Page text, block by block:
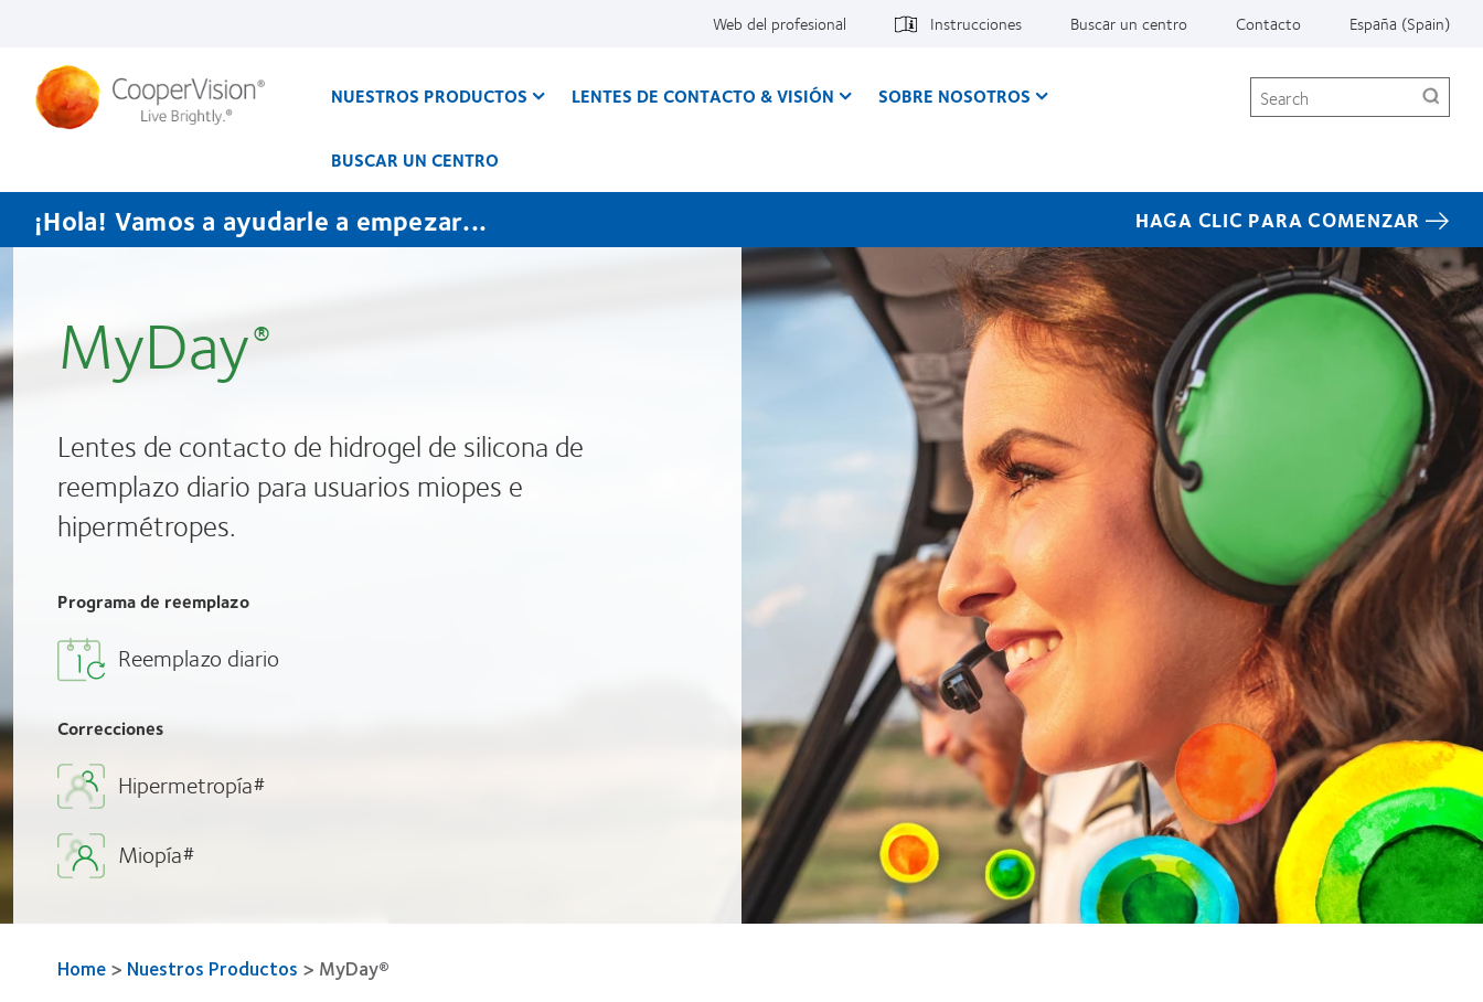
principal
Web del profesional Instrucciones Buscar un centro Contacto España (Spain)
NUESTROS PRODUCTOS LENTES DE CONTACTO & VISIÓN SOBRE NOSOTROS
BUSCAR UN CENTRO
Search
¡Hola! Vamos a ayudarle a empezar... HAGA CLIC PARA COMENZAR
MyDay®
Lentes de contacto de hidrogel de silicona de
reemplazo diario para usuarios miopes e
hipermétropes.
Programa de reemplazo
Reemplazo diario
Correcciones
Hipermetropía#
Miopía#
Home> Nuestros Productos > MyDay®